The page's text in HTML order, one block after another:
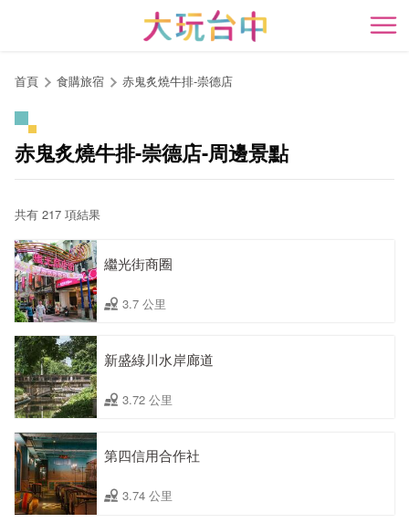
開
首頁 食購旅宿 赤鬼炙燒牛排-崇德店
赤鬼炙燒牛排-崇德店-周邊景點
共有 217 項結果
繼光街商圈
3.7 公里
新盛綠川水岸廊道
3.72 公里
第四信用合作社
3.74 公里